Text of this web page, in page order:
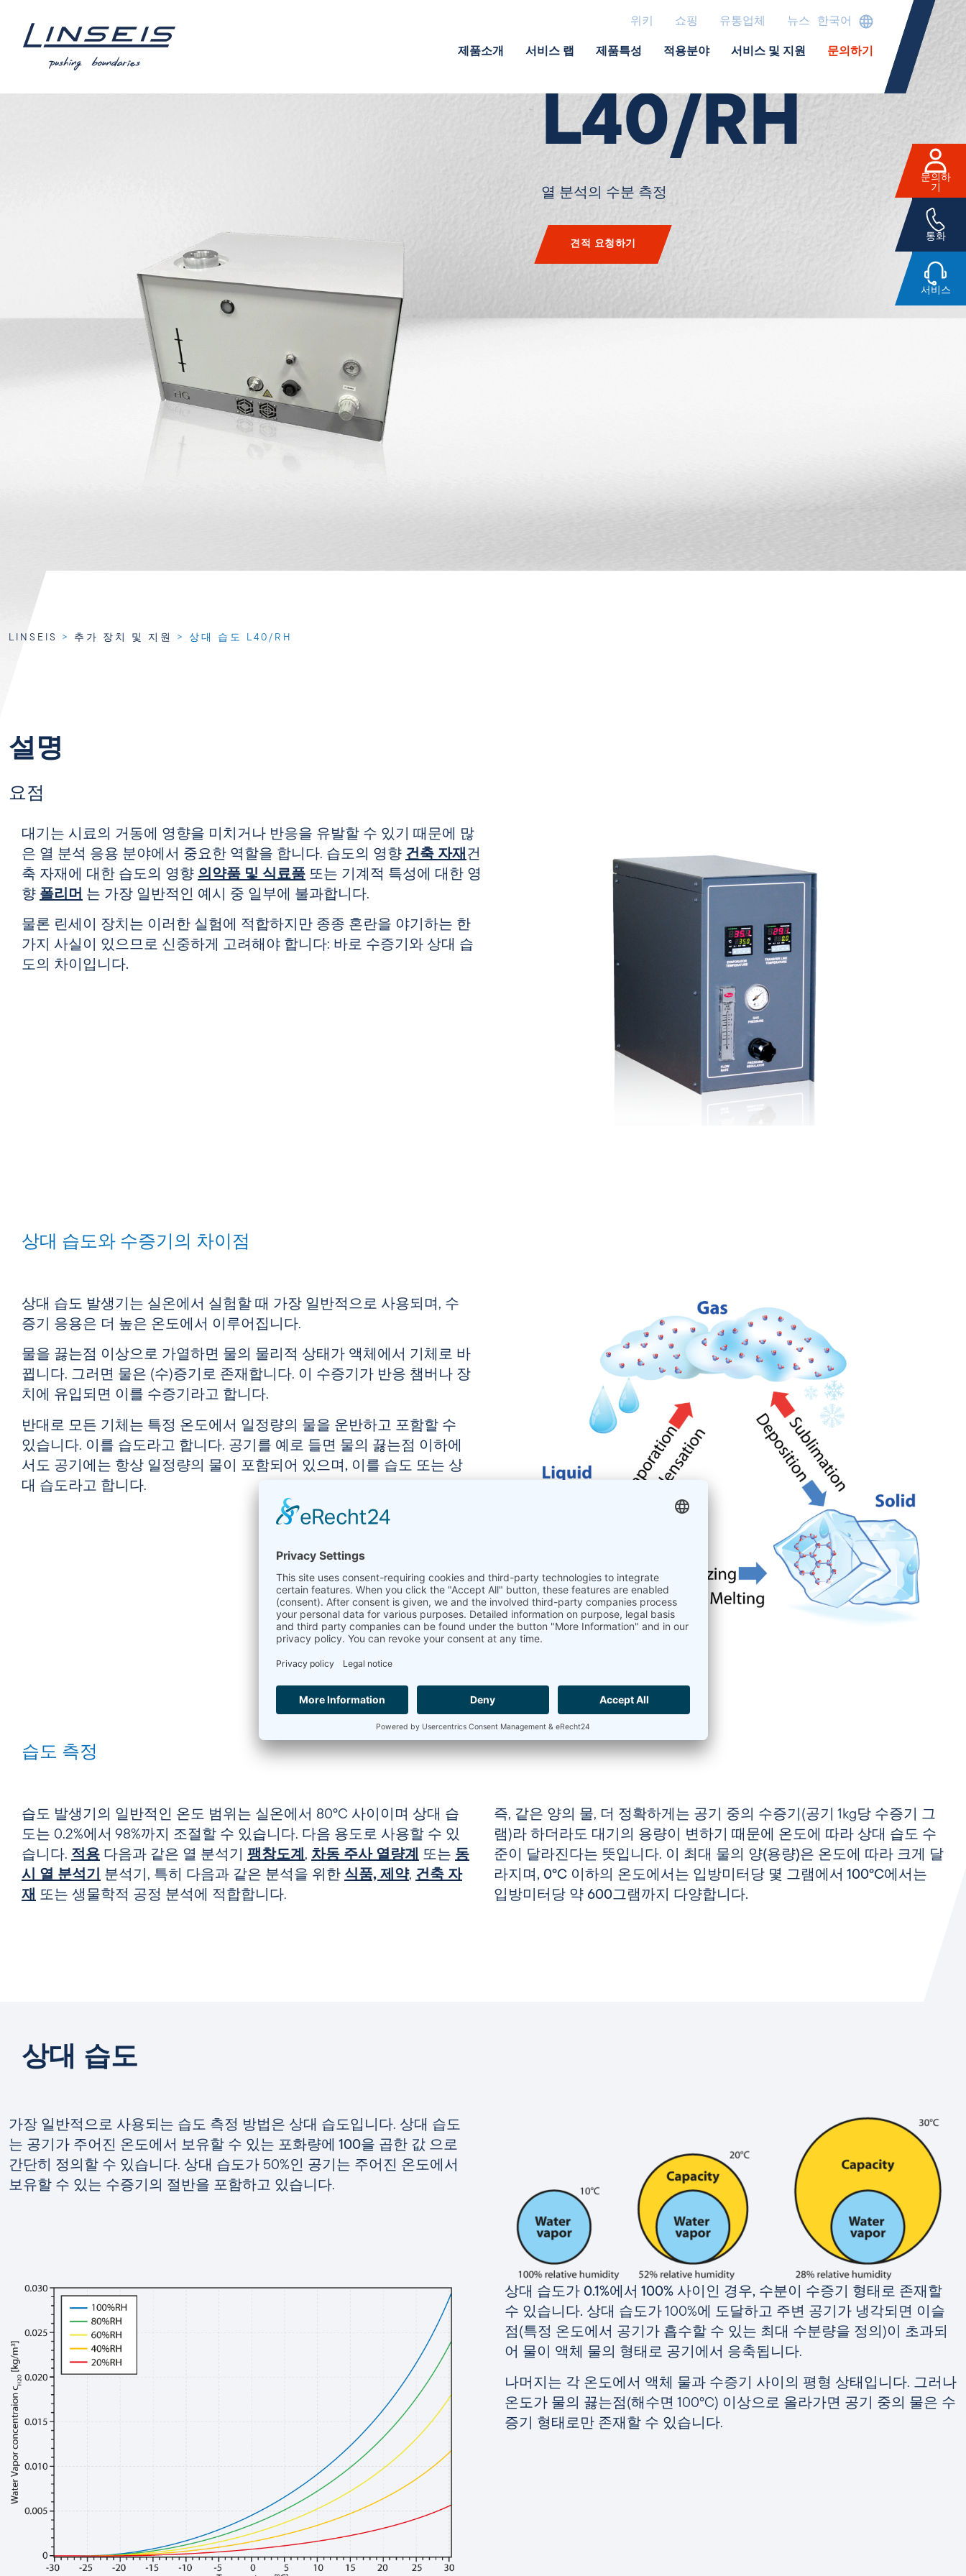
위키 쇼핑 유통업체 뉴스 한국어
제품소개 서비스 랩 제품특성 적용분야 서비스 및 지원 문의하기
상대 습도
L40/RH
열 분석의 수분 측정
견적 요청하기
LINSEIS > 추가 장치 및 지원 > 상대 습도 L40/RH
설명
요점
대기는 시료의 거동에 영향을 미치거나 반응을 유발할 수 있기 때문에 많
은 열 분석 응용 분야에서 중요한 역할을 합니다. 습도의 영향 건축 자재 건
축 자재에 대한 습도의 영향 의약품 및 식료품 또는 기계적 특성에 대한 영
향 폴리머 는 가장 일반적인 예시 중 일부에 불과합니다.
물론 린세이 장치는 이러한 실험에 적합하지만 종종 혼란을 야기하는 한
가지 사실이 있으므로 신중하게 고려해야 합니다: 바로 수증기와 상대 습
도의 차이입니다.
상대 습도와 수증기의 차이점
상대 습도 발생기는 실온에서 실험할 때 가장 일반적으로 사용되며, 수
증기 응용은 더 높은 온도에서 이루어집니다.
물을 끓는점 이상으로 가열하면 물의 물리적 상태가 액체에서 기체로 바
뀝니다. 그러면 물은 (수)증기로 존재합니다. 이 수증기가 반응 챔버나 장
치에 유입되면 이를 수증기라고 합니다.
반대로 모든 기체는 특정 온도에서 일정량의 물을 운반하고 포함할 수
있습니다. 이를 습도라고 합니다. 공기를 예로 들면 물의 끓는점 이하에
서도 공기에는 항상 일정량의 물이 포함되어 있으며, 이를 습도 또는 상
대 습도라고 합니다.
습도 측정
습도 발생기의 일반적인 온도 범위는 실온에서 80°C 사이이며 상대 습
도는 0.2%에서 98%까지 조절할 수 있습니다. 다음 용도로 사용할 수 있
습니다. 적용 다음과 같은 열 분석기 팽창도계 , 차동 주사 열량계 또는 동
시 열 분석기
분석기, 특히 다음과 같은 분석을 위한 식품, 제약, 건축 자
재 또는 생물학적 공정 분석에 적합합니다.
즉, 같은 양의 물, 더 정확하게는 공기 중의 수증기(공기 1kg당 수증기 그
램)라 하더라도 대기의 용량이 변하기 때문에 온도에 따라 상대 습도 수
준이 달라진다는 뜻입니다. 이 최대 물의 양(용량)은 온도에 따라 크게 달
라지며, 0°C 이하의 온도에서는 입방미터당 몇 그램에서 100°C에서는
입방미터당 약 600그램까지 다양합니다.
상대 습도
가장 일반적으로 사용되는 습도 측정 방법은 상대 습도입니다. 상대 습도
는 공기가 주어진 온도에서 보유할 수 있는 포화량에 100을 곱한 값 으로
간단히 정의할 수 있습니다. 상대 습도가 50%인 공기는 주어진 온도에서
보유할 수 있는 수증기의 절반을 포함하고 있습니다.
상대 습도가 0.1%에서 100% 사이인 경우, 수분이 수증기 형태로 존재할
수 있습니다. 상대 습도가 100%에 도달하고 주변 공기가 냉각되면 이슬
점(특정 온도에서 공기가 흡수할 수 있는 최대 수분량을 정의)이 초과되
어 물이 액체 물의 형태로 공기에서 응축됩니다.
나머지는 각 온도에서 액체 물과 수증기 사이의 평형 상태입니다. 그러나
온도가 물의 끓는점(해수면 100°C) 이상으로 올라가면 공기 중의 물은 수
증기 형태로만 존재할 수 있습니다.
문의하
기
통화
서비스